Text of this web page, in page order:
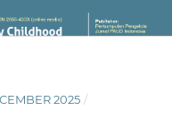
2025 /